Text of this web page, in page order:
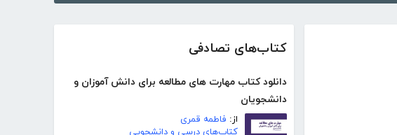
کتاب‌های تصادفی
دانلود کتاب مهارت های مطالعه برای دانش آموزان و
دانشجویان
از: فاطمه قمری
کتاب‌های درسی و دانشجویی